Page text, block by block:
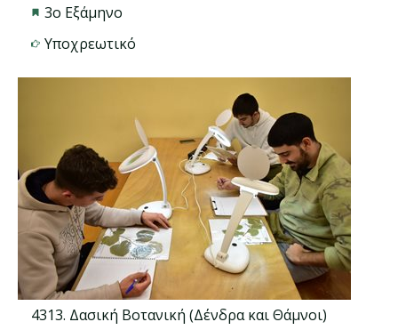
3ο Εξάμηνο
Υποχρεωτικό
4313. Δασική Βοτανική (Δένδρα και Θάμνοι)